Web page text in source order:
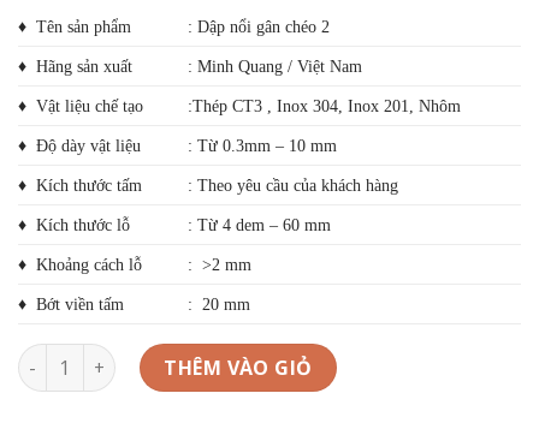
♦ Tên sản phẩm : Dập nổi gân chéo 2
♦ Hãng sản xuất : Minh Quang / Việt Nam
♦ Vật liệu chế tạo :Thép CT3 , Inox 304, Inox 201, Nhôm
♦ Độ dày vật liệu : Từ 0.3mm – 10 mm
♦ Kích thước tấm : Theo yêu cầu của khách hàng
♦ Kích thước lỗ : Từ 4 dem – 60 mm
♦ Khoảng cách lỗ : >2 mm
♦ Bớt viền tấm : 20 mm
Số lượng THÊM VÀO GIỎ